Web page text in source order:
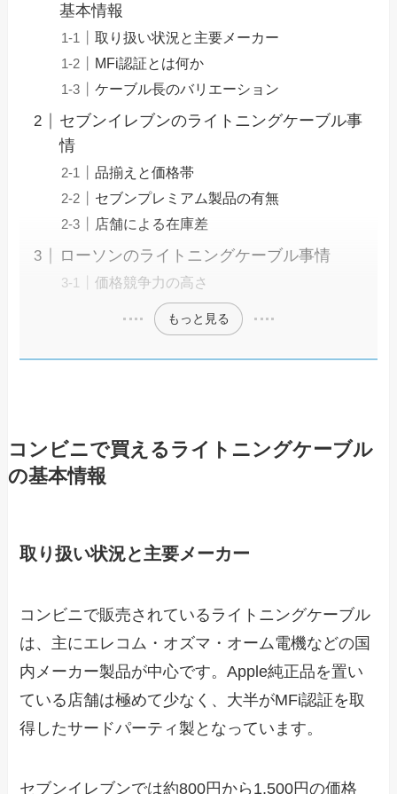
基本情報
取り扱い状況と主要メーカー
MFi認証とは何か
ケーブル長のバリエーション
セブンイレブンのライトニングケーブル事
情
品揃えと価格帯
セブンプレミアム製品の有無
店舗による在庫差
ローソンのライトニングケーブル事情
価格競争力の高さ
もっと見る
コンビニで買えるライトニングケーブル
の基本情報
取り扱い状況と主要メーカー
コンビニで販売されているライトニングケーブル
は、主にエレコム・オズマ・オーム電機などの国
内メーカー製品が中心です。Apple純正品を置い
ている店舗は極めて少なく、大半がMFi認証を取
得したサードパーティ製となっています。
セブンイレブンでは約800円から1,500円の価格